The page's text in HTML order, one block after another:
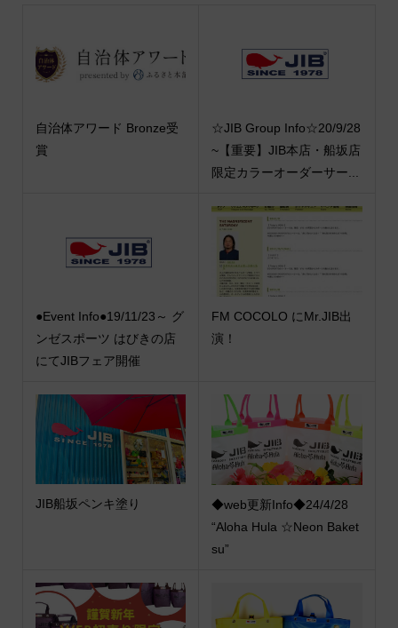
自治体アワード Bronze受
賞
☆JIB Group Info☆20/9/28
~【重要】JIB本店・船坂店
限定カラーオーダーサー...
●Event Info●19/11/23～ グ
ンゼスポーツ はびきの店
にてJIBフェア開催
FM COCOLO にMr.JIB出
演！
JIB船坂ペンキ塗り
◆web更新Info◆24/4/28
“Aloha Hula ☆Neon Baket
su”